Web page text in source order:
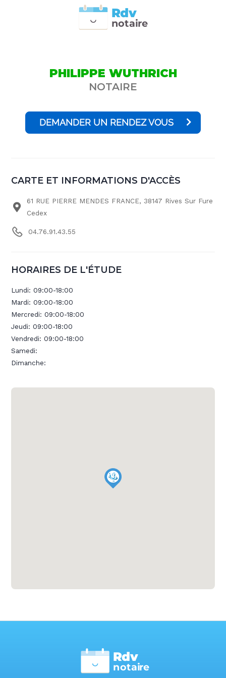
notaire
Rdv
PHILIPPE WUTHRICH
NOTAIRE
DEMANDER UN RENDEZ VOUS
CARTE ET INFORMATIONS D'ACCÈS
61 RUE PIERRE MENDES FRANCE, 38147 Rives Sur Fure
Cedex
04.76.91.43.55
HORAIRES DE L'ÉTUDE
Lundi:09:00-18:00
Mardi:09:00-18:00
Mercredi:09:00-18:00
Jeudi:09:00-18:00
Vendredi:09:00-18:00
Samedi:
Dimanche:
notaire
Rdv